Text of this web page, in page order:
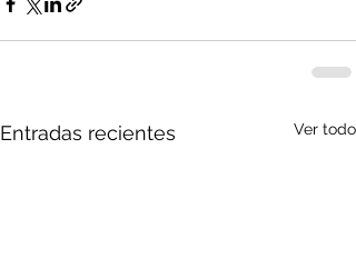
Entradas recientes Ver todo